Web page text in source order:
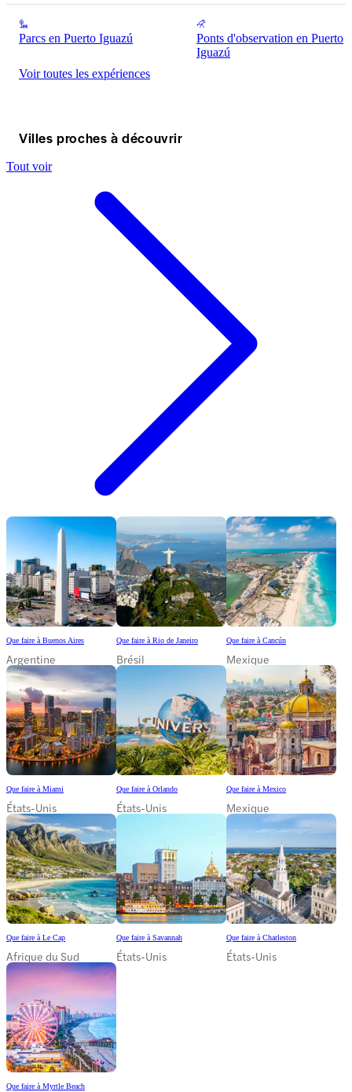
Parcs en Puerto Iguazú
Ponts d'observation en Puerto
Iguazú
Voir toutes les expériences
Villes proches à découvrir
Tout voir
Que faire à Buenos Aires
Argentine
Que faire à Rio de Janeiro
Brésil
Que faire à Cancún
Mexique
Que faire à Miami
États-Unis
Que faire à Orlando
États-Unis
Que faire à Mexico
Mexique
Que faire à Le Cap
Afrique du Sud
Que faire à Savannah
États-Unis
Que faire à Charleston
États-Unis
Que faire à Myrtle Beach